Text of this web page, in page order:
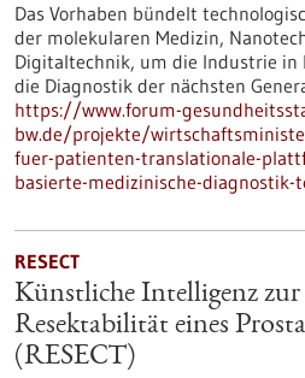
Das Vorhaben bündelt
der molekularen Medizin,
Digitaltechnik, um die Industrie in
die Diagnostik der nächsten
https://www.forum-
bw.de/projekte/
fuer-patienten-translationale-
basierte-medizinische-diagnostik-
RESECT
Künstliche Intelligenz
Resektabilität eines
(RESECT)